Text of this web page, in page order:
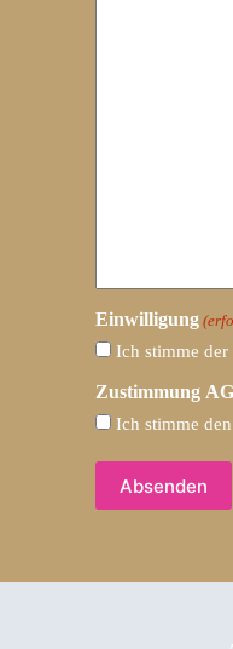
Einwilligung
Ich stimme der
Zustimmung
Ich stimme den